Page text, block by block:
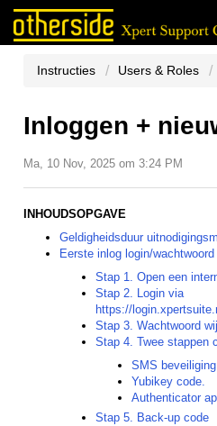
Instructies Users & Roles
Inloggen +
Ma, 10 Nov, 2025 om 3:24 PM
INHOUDSOPGAVE
Geldigheidsduur
Eerste inlog login/
Stap 1. Open een
Stap 2. Login via
https://
Stap 3. Wachtwoord
Stap 4. Twee stappen
SMS beveiliging
Yubikey code.
Authenticator
Stap 5. Back-up code